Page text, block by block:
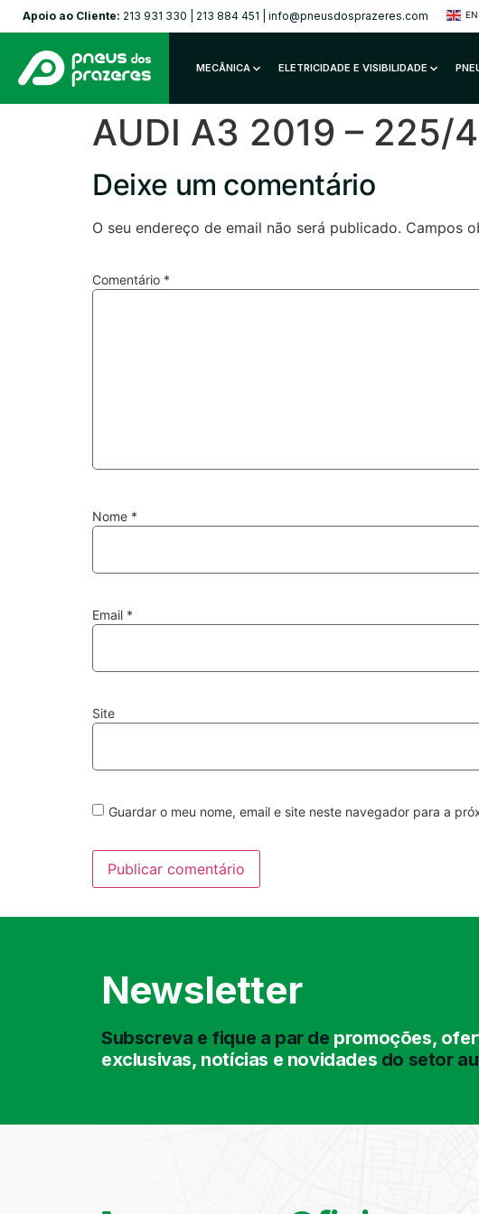
Apoio ao Cliente: 213 931 330 213 884 451 info@pneusdosprazeres.com EN
MECÂNICA ELETRICIDADE E VISIBILIDADE
AUDI A3 2019 – 225/
Deixe um comentário
O seu endereço de email não será publicado. Campos
Comentário *
Nome *
Email *
Site
Guardar o meu nome, email e site neste navegador para a
Newsletter
Subscreva e fique a par de promoções,
exclusivas, notícias e novidades do setor